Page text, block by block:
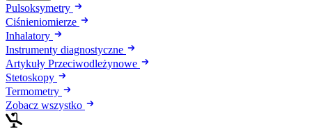
Pulsoksymetry
Ciśnieniomierze
Inhalatory
Instrumenty diagnostyczne
Artykuły Przeciwodleżynowe
Stetoskopy
Termometry
Zobacz wszystko